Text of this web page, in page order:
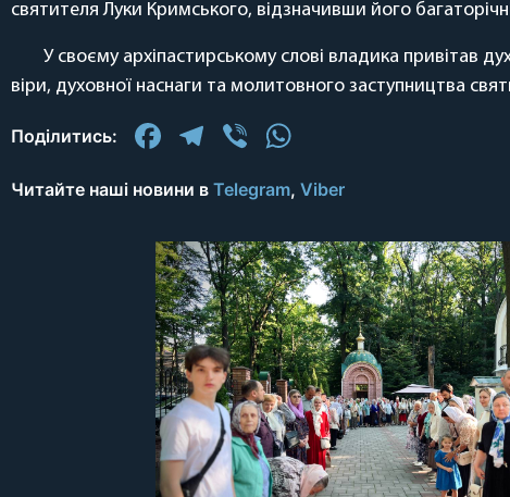
святителя Луки Кримського, відзначивши його
У своєму архіпастирському слові владика привітав
віри, духовної наснаги та молитовного заступництва
Поділитись: Facebook
Telegram
Viber
Читайте наші новини в Telegram, Viber